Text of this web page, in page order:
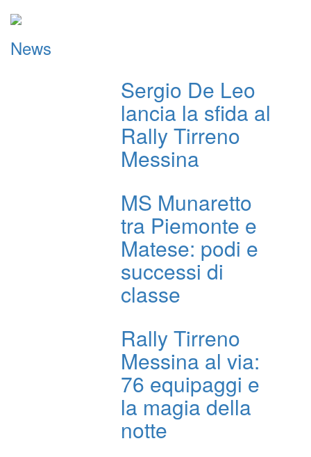
News
Sergio De Leo
lancia la sfida al
Rally Tirreno
Messina
MS Munaretto
tra Piemonte e
Matese: podi e
successi di
classe
Rally Tirreno
Messina al via:
76 equipaggi e
la magia della
notte